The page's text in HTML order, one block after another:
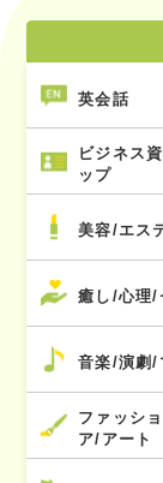
英会話
ビジネス
ップ
美容/エス
癒し/心理/
音楽/演劇/
ファッシ
ア/アート